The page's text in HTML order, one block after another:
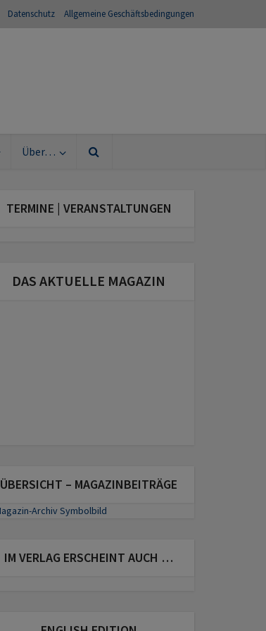
Datenschutz Allgemeine Geschäftsbedingungen
Über…
TERMINE | VERANSTALTUNGEN
DAS AKTUELLE MAGAZIN
ÜBERSICHT – MAGAZINBEITRÄGE
IM VERLAG ERSCHEINT AUCH …